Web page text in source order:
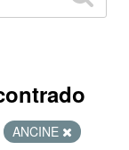
ANCINE